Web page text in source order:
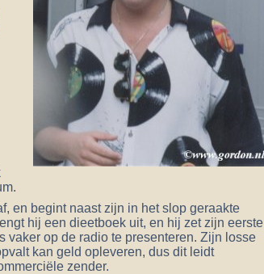
en begint naast zijn in het slop geraakte
hij een dieetboek uit, en hij zet zijn eerste
vaker op de radio te presenteren. Zijn losse
kan geld opleveren, dus dit leidt
zender.